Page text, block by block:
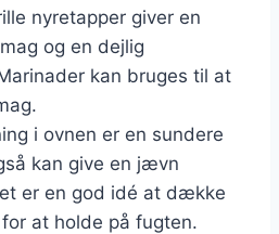
nyretapper giver en
og en dejlig
kan bruges til at
i ovnen er en sundere
kan give en jævn
er en god idé at dække
at holde på fugten.